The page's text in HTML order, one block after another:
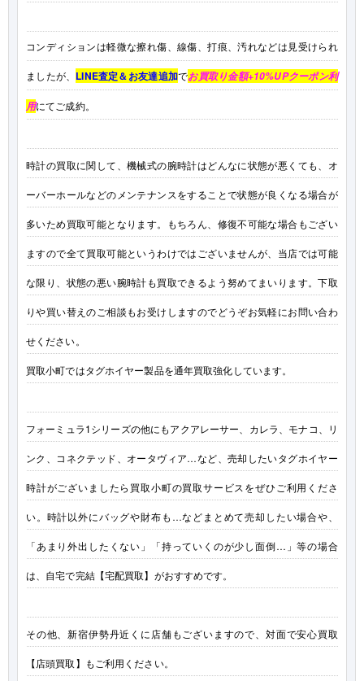
コンディションは軽微な擦れ傷、線傷、打痕、汚れなどは見受けられ
ましたが、 LINE査定＆お友達追加でお買取り金額+10%UPクーポン利
用にてご成約。
時計の買取に関して、機械式の腕時計はどんなに状態が悪くても、オ
ーバーホールなどのメンテナンスをすることで状態が良くなる場合が
多いため買取可能となります。もちろん、修復不可能な場合もござい
ますので全て買取可能というわけではございませんが、当店では可能
な限り、状態の悪い腕時計も買取できるよう努めてまいります。下取
りや買い替えのご相談もお受けしますのでどうぞお気軽にお問い合わ
せください。
買取小町ではタグホイヤー製品を通年買取強化しています。
フォーミュラ1シリーズの他にもアクアレーサー、カレラ、モナコ、リ
ンク、コネクテッド、オータヴィア…など、売却したいタグホイヤー
時計がございましたら買取小町の買取サービスをぜひご利用くださ
い。時計以外にバッグや財布も…などまとめて売却したい場合や、
「あまり外出したくない」「持っていくのが少し面倒…」等の場合
は、自宅で完結【宅配買取】がおすすめです。
その他、新宿伊勢丹近くに店舗もございますので、対面で安心買取
【店頭買取】もご利用ください。